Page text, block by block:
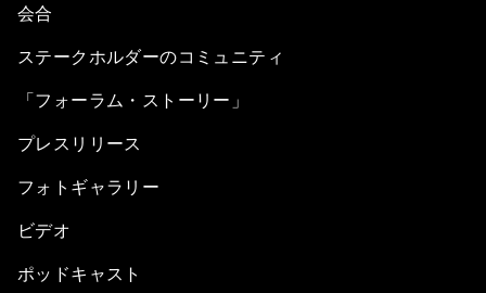
会合
ステークホルダーのコミュニティ
「フォーラム・ストーリー」
プレスリリース
フォトギャラリー
ビデオ
ポッドキャスト